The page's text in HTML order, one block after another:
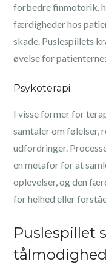
forbedre finmotorik,
færdigheder hos
skade. Puslespillets
øvelse for
Psykoterapi
I visse former for
samtaler om følelser,
udfordringer.
en metafor for at
oplevelser, og den
for helhed eller
Puslespillet